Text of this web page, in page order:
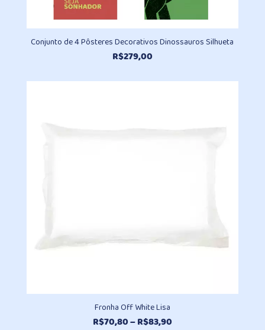
Conjunto de 4 Pôsteres Decorativos Dinossauros Silhueta
R$279,00
Fronha Off White Lisa
R$70,80–R$83,90Faixa